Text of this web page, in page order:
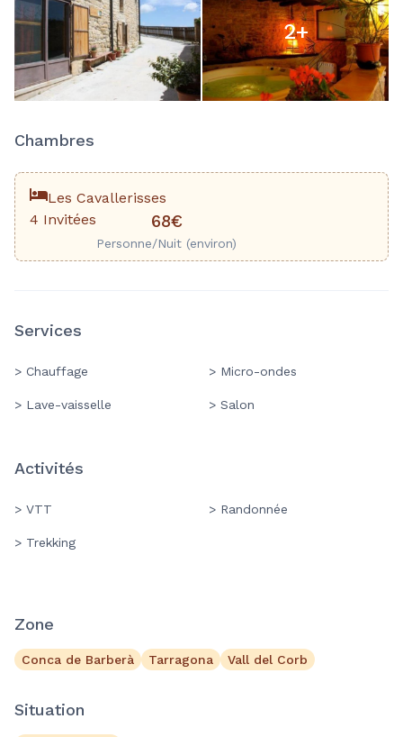
2+
Chambres
Les Cavallerisses
4 Invitées
68€
Personne/Nuit (environ)
Services
> Chauffage > Micro-ondes
> Lave-vaisselle > Salon
Activités
> VTT > Randonnée
> Trekking
Zone
Conca de Barberà Tarragona Vall del Corb
Situation